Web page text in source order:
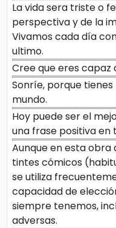
La vida sera triste o
perspectiva y de la
Vivamos cada día
ultimo.
Cree que eres capaz
Sonríe, porque
mundo.
Hoy puede ser el
una frase positiva en
Aunque en esta obra
tintes cómicos
se utiliza
capacidad de
siempre tenemos,
adversas.